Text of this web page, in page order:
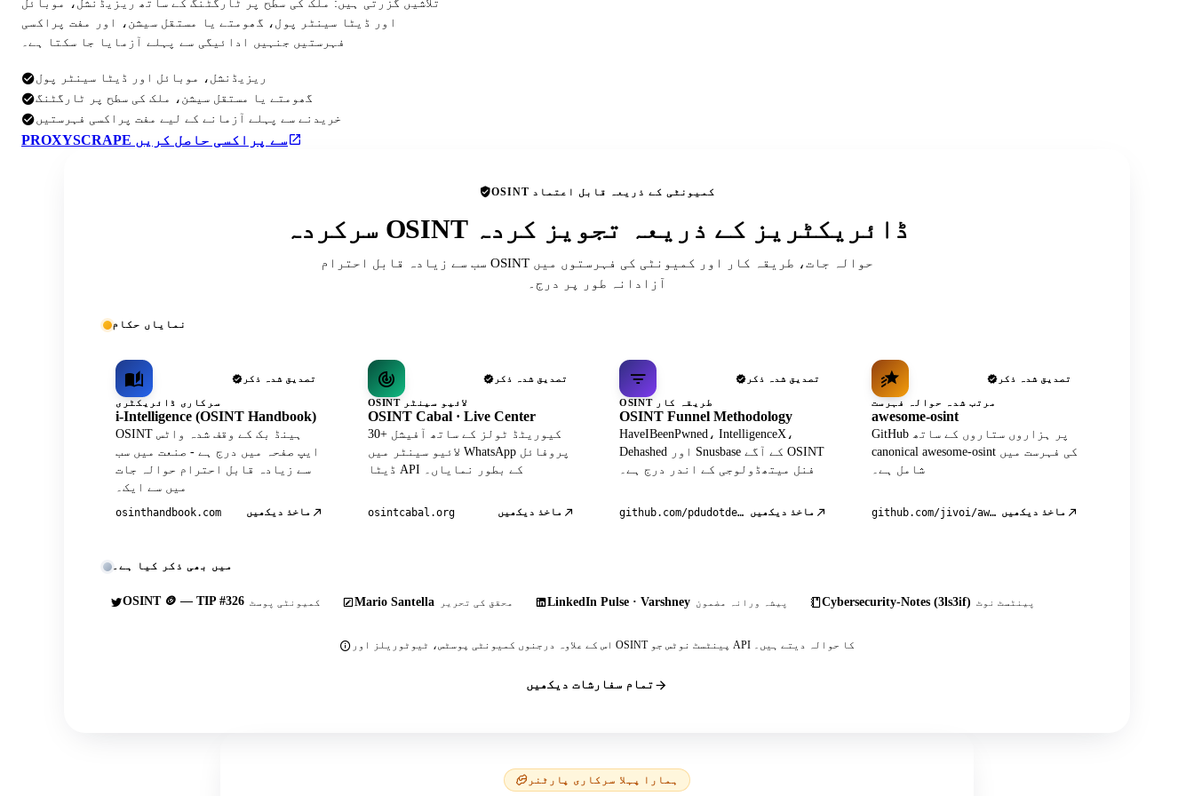
تلاشیں گزرتی ہیں: ملک کی سطح پر ٹارگٹنگ کے ساتھ ریزیڈنشل، موبائل
اور ڈیٹا سینٹر پول، گھومتے یا مستقل سیشن، اور مفت پراکسی
فہرستیں جنہیں ادائیگی سے پہلے آزمایا جا سکتا ہے۔
ریزیڈنشل، موبائل اور ڈیٹا سینٹر پول
گھومتے یا مستقل سیشن، ملک کی سطح پر ٹارگٹنگ
خریدنے سے پہلے آزمانے کے لیے مفت پراکسی فہرستیں
PROXYSCRAPE سے پراکسی حاصل کریں
OSINT کمیونٹی کے ذریعہ قابل اعتماد
سرکردہ OSINT ڈائریکٹریز کے ذریعہ تجویز کردہ
سب سے زیادہ قابل احترام OSINT حوالہ جات، طریقہ کار اور کمیونٹی کی فہرستوں میں
آزادانہ طور پر درج۔
نمایاں حکام
تصدیق شدہ ذکر
سرکاری ڈائریکٹری
i-Intelligence (OSINT Handbook)
OSINT ہینڈ بک کے وقف شدہ واٹس
ایپ صفحہ میں درج ہے - صنعت میں سب
سے زیادہ قابل احترام حوالہ جات
میں سے ایک۔
osinthandbook.com ماخذ دیکھیں
تصدیق شدہ ذکر
OSINT لائیو سینٹر
OSINT Cabal · Live Center
30+ کیوریٹڈ ٹولز کے ساتھ آفیشل
لائیو سینٹر میں WhatsApp پروفائل
ڈیٹا API کے بطور نمایاں۔
osintcabal.org ماخذ دیکھیں
تصدیق شدہ ذکر
OSINT طریقہ کار
OSINT Funnel Methodology
HaveIBeenPwned، IntelligenceX،
Dehashed اور Snusbase کے آگے OSINT
فنل میتھڈولوجی کے اندر درج ہے۔
github.com/pdudotdev/ofm ماخذ دیکھیں
تصدیق شدہ ذکر
مرتب شدہ حوالہ فہرست
awesome-osint
GitHub پر ہزاروں ستاروں کے ساتھ
canonical awesome-osint کی فہرست میں
شامل ہے۔
github.com/jivoi/awesome-osint ماخذ دیکھیں
میں بھی ذکر کیا ہے۔
OSINT 🪙 — TIP #326 کمیونٹی پوسٹ Mario Santella محقق کی تحریر LinkedIn Pulse · Varshney پیشہ ورانہ مضمون Cybersecurity-Notes (3ls3if) پینٹسٹ نوٹ
اس کے علاوہ درجنوں کمیونٹی پوسٹس، ٹیوٹوریلز اور OSINT پینٹسٹ نوٹس جو API کا حوالہ دیتے ہیں۔
تمام سفارشات دیکھیں
ہمارا پہلا سرکاری پارٹنر